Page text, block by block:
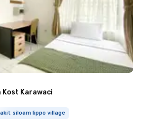
Kost Karawaci
siloam lippo village